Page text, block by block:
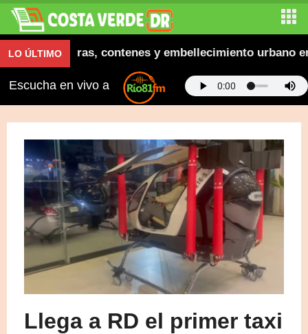
LO ÚLTIMOaceras, contenes y embellecimiento urbano en
Escucha en vivo a
Llega a RD el primer taxi